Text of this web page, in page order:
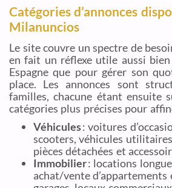
Catégories d’annonces
Milanuncios
Le site couvre un spectre de
en fait un réflexe utile aussi
Espagne que pour gérer son
place. Les annonces sont
familles, chacune étant ensuite
catégories plus précises pour
Véhicules: voitures
scooters, véhicules
pièces détachées et
Immobilier: locations
achat/vente d’appartements